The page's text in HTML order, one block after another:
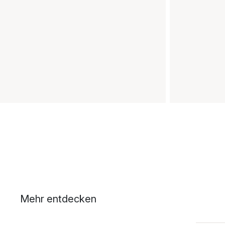
Mehr entdecken